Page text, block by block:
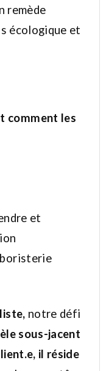
remède
écologique et
comment les
et
notre défi
sous-jacent
il réside